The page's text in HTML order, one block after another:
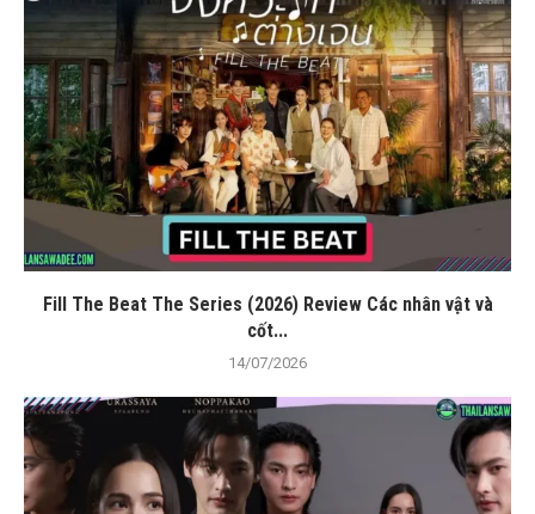
Fill The Beat The Series (2026) Review Các nhân vật và
cốt...
14/07/2026